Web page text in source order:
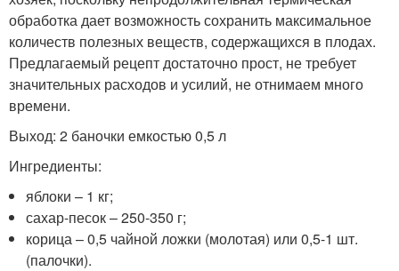
обработка дает возможность сохранить максимальное
количеств полезных веществ, содержащихся в плодах.
Предлагаемый рецепт достаточно прост, не требует
значительных расходов и усилий, не отнимаем много
времени.
Выход: 2 баночки емкостью 0,5 л
Ингредиенты:
яблоки – 1 кг;
сахар-песок – 250-350 г;
корица – 0,5 чайной ложки (молотая) или 0,5-1 шт.
(палочки).